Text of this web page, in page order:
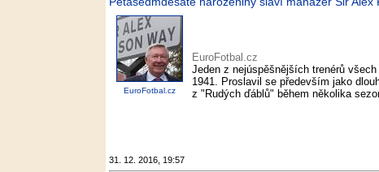
EuroFotbal.cz
EuroFotbal.cz
Jeden z nejúspěšnějších trenérů
1941. Proslavil se především jako
z "Rudých ďáblů" během několika
31. 12. 2016, 19:57